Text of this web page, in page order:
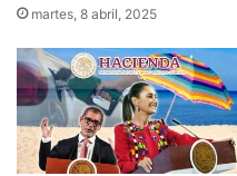
martes, 8 abril, 2025